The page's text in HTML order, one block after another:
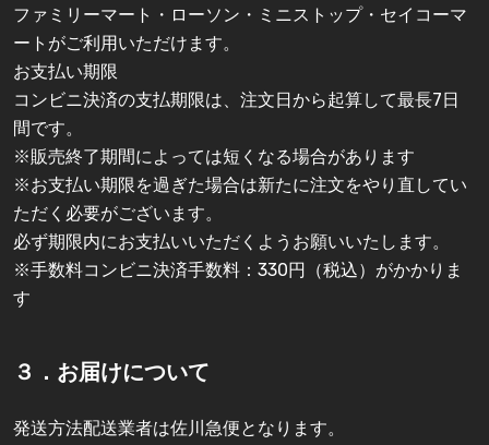
ファミリーマート・ローソン・ミニストップ・セイコーマ
ートがご利用いただけます。
お支払い期限
コンビニ決済の支払期限は、注文日から起算して最長7日
間です。
※販売終了期間によっては短くなる場合があります
※お支払い期限を過ぎた場合は新たに注文をやり直してい
ただく必要がございます。
必ず期限内にお支払いいただくようお願いいたします。
※手数料コンビニ決済手数料：330円（税込）がかかりま
す
３．お届けについて
発送方法配送業者は佐川急便となります。